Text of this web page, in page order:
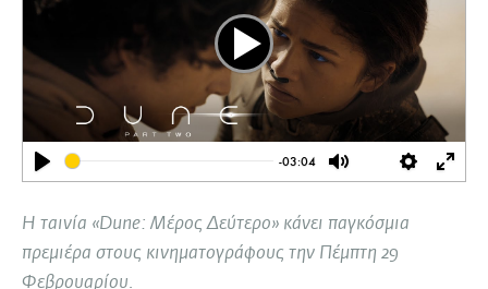
Play
-03:04
Mute Settings
Play
Η ταινία «Dune: Μέρος Δεύτερο» κάνει παγκόσμια
πρεμιέρα στους κινηματογράφους την Πέμπτη 29
Φεβρουαρίου.